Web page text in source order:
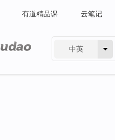
有道精品课 云笔记
中英